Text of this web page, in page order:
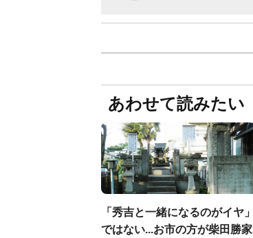
あわせて読みたい
「秀吉と一緒になるのがイヤ」
ではない...お市の方が柴田勝家